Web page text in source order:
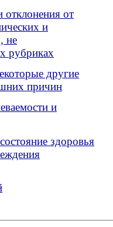
от
и
не
рубриках
другие
причин
и
здоровья